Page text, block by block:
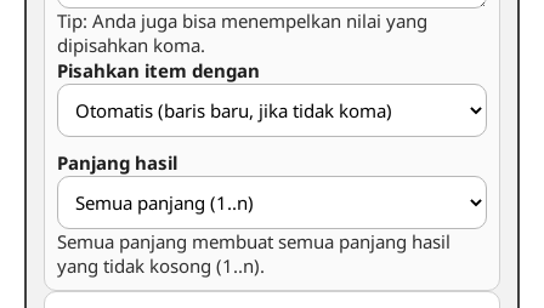
Tip: Anda juga bisa menempelkan nilai yang
dipisahkan koma.
Pisahkan item dengan
Panjang hasil
Semua panjang membuat semua panjang hasil
yang tidak kosong (1..n).